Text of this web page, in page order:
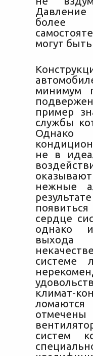
более
могут
минимум
пример
службы
не в
нежные
сердце
однако
системе
климат-
систем